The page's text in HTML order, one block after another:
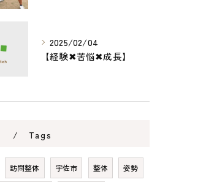
2025/02/04
【経験✖︎苦悩✖︎成長】
Tags
訪問整体 宇佐市 整体 姿勢